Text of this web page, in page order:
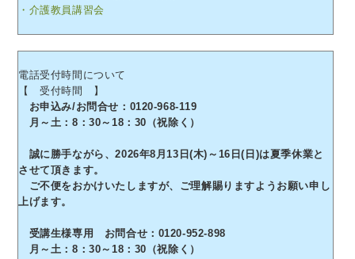
・介護教員講習会
電話受付時間について
【 受付時間 】
お申込み/お問合せ：0120-968-119
月～土：8：30～18：30（祝除く）
誠に勝手ながら、2026年8月13日(木)～16日(日)は夏季休業と
させて頂きます。
ご不便をおかけいたしますが、ご理解賜りますようお願い申し
上げます。
受講生様専用 お問合せ：0120-952-898
月～土：8：30～18：30（祝除く）